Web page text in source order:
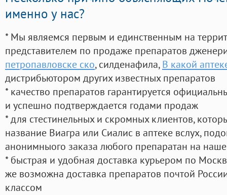
именно у нас?
* Мы являемся первым и единственным на
представителем по продаже препаратов
петропавловске ско, силденафила, В какой
дистрибьютором других известных препаратов
* качество препаратов гарантируется
и успешно подтверждается годами продаж
* для стестинельных и скромных клиентов,
название Виагра или Сиалис в аптеке вслух,
анонимныого заказа любого препаратан на
* быстрая и удобная доставка курьером по
же возможна доставка препаратов почтой
классом